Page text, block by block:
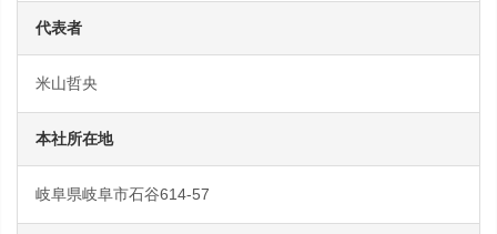
代表者
米山哲央
本社所在地
岐阜県岐阜市石谷614-57